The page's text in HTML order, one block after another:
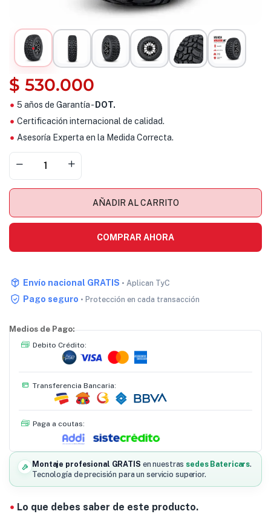
$ 530.000
5 años de Garantía - DOT.
Certificación internacional de calidad.
Asesoría Experta en la Medida Correcta.
AÑADIR AL CARRITO
COMPRAR AHORA
Envío nacional GRATIS • Aplican TyC
Pago seguro • Protección en cada transacción
Medios de Pago:
Debito Crédito:
Transferencia Bancaria:
Paga a coutas:
Montaje profesional GRATIS en nuestras sedes Batericars.
Tecnología de precisión para un servicio superior.
Lo que debes saber de este producto.